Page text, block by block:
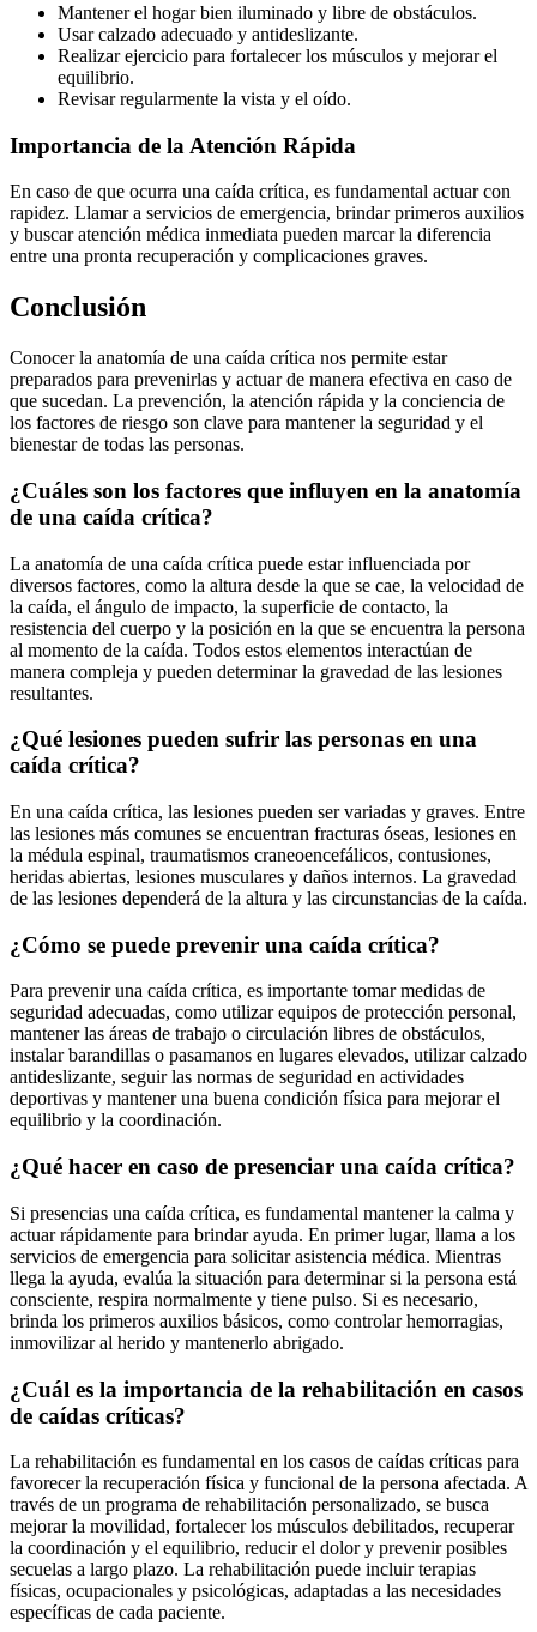
Mantener el hogar bien iluminado y libre de obstáculos.
Usar calzado adecuado y antideslizante.
Realizar ejercicio para fortalecer los músculos y mejorar el
equilibrio.
Revisar regularmente la vista y el oído.
Importancia de la Atención Rápida
En caso de que ocurra una caída crítica, es fundamental actuar con
rapidez. Llamar a servicios de emergencia, brindar primeros auxilios
y buscar atención médica inmediata pueden marcar la diferencia
entre una pronta recuperación y complicaciones graves.
Conclusión
Conocer la anatomía de una caída crítica nos permite estar
preparados para prevenirlas y actuar de manera efectiva en caso de
que sucedan. La prevención, la atención rápida y la conciencia de
los factores de riesgo son clave para mantener la seguridad y el
bienestar de todas las personas.
¿Cuáles son los factores que influyen en la anatomía
de una caída crítica?
La anatomía de una caída crítica puede estar influenciada por
diversos factores, como la altura desde la que se cae, la velocidad de
la caída, el ángulo de impacto, la superficie de contacto, la
resistencia del cuerpo y la posición en la que se encuentra la persona
al momento de la caída. Todos estos elementos interactúan de
manera compleja y pueden determinar la gravedad de las lesiones
resultantes.
¿Qué lesiones pueden sufrir las personas en una
caída crítica?
En una caída crítica, las lesiones pueden ser variadas y graves. Entre
las lesiones más comunes se encuentran fracturas óseas, lesiones en
la médula espinal, traumatismos craneoencefálicos, contusiones,
heridas abiertas, lesiones musculares y daños internos. La gravedad
de las lesiones dependerá de la altura y las circunstancias de la caída.
¿Cómo se puede prevenir una caída crítica?
Para prevenir una caída crítica, es importante tomar medidas de
seguridad adecuadas, como utilizar equipos de protección personal,
mantener las áreas de trabajo o circulación libres de obstáculos,
instalar barandillas o pasamanos en lugares elevados, utilizar calzado
antideslizante, seguir las normas de seguridad en actividades
deportivas y mantener una buena condición física para mejorar el
equilibrio y la coordinación.
¿Qué hacer en caso de presenciar una caída crítica?
Si presencias una caída crítica, es fundamental mantener la calma y
actuar rápidamente para brindar ayuda. En primer lugar, llama a los
servicios de emergencia para solicitar asistencia médica. Mientras
llega la ayuda, evalúa la situación para determinar si la persona está
consciente, respira normalmente y tiene pulso. Si es necesario,
brinda los primeros auxilios básicos, como controlar hemorragias,
inmovilizar al herido y mantenerlo abrigado.
¿Cuál es la importancia de la rehabilitación en casos
de caídas críticas?
La rehabilitación es fundamental en los casos de caídas críticas para
favorecer la recuperación física y funcional de la persona afectada. A
través de un programa de rehabilitación personalizado, se busca
mejorar la movilidad, fortalecer los músculos debilitados, recuperar
la coordinación y el equilibrio, reducir el dolor y prevenir posibles
secuelas a largo plazo. La rehabilitación puede incluir terapias
físicas, ocupacionales y psicológicas, adaptadas a las necesidades
específicas de cada paciente.